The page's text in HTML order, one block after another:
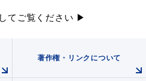
てご覧ください ▶
著作権・リンクについて